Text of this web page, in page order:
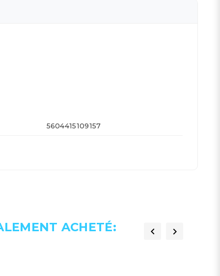
5604415109157
ACHETÉ:  